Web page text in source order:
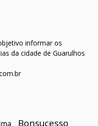
informar os
da cidade de Guarulhos
Bonsucesso